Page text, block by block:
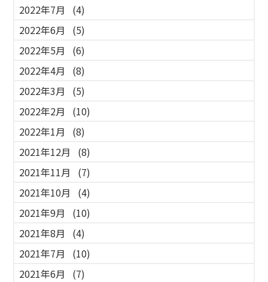
2022年7月
(4)
2022年6月
(5)
2022年5月
(6)
2022年4月
(8)
2022年3月
(5)
2022年2月
(10)
2022年1月
(8)
2021年12月
(8)
2021年11月
(7)
2021年10月
(4)
2021年9月
(10)
2021年8月
(4)
2021年7月
(10)
2021年6月
(7)